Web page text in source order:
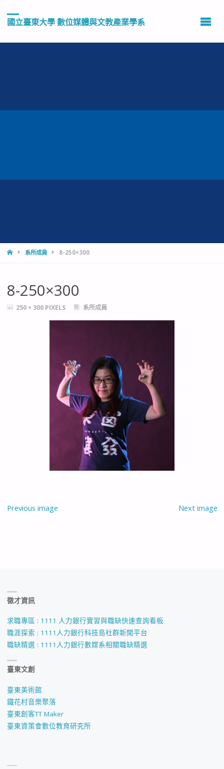
國立臺東大學 數位媒體與文教產業學系
HOME系所成員 8-250×300
8-250×300
FULL250 × 300 PIXELS 系所成員
Previous image Next image
徵才資訊
求職專區 : 1111 人力銀行實習與職缺快速查詢看板
職涯探索 : 1111人力銀行科技島社群新聞平台
職缺精選 : 1111人力銀行數媒系相關職缺精選
臺東文創
臺東美術館
鐵花村音樂聚落
臺東創客TT Maker
臺東資策會數位教育研究所